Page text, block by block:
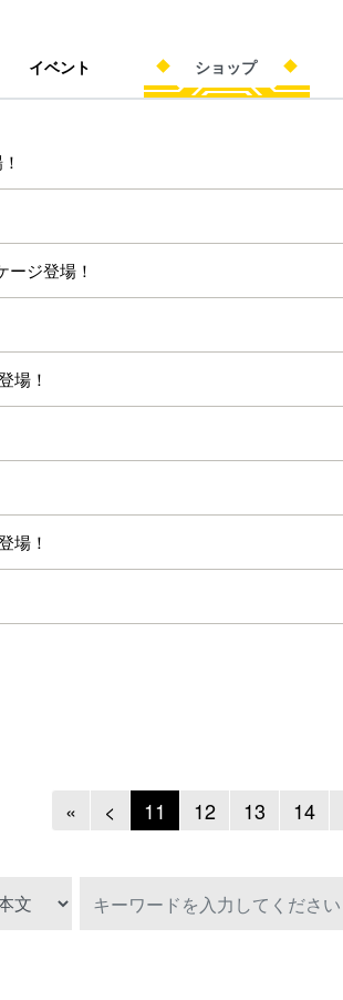
イベント ショップ
ジ登場！
場！
場！
«Previous
< Previous
11 12 13 14